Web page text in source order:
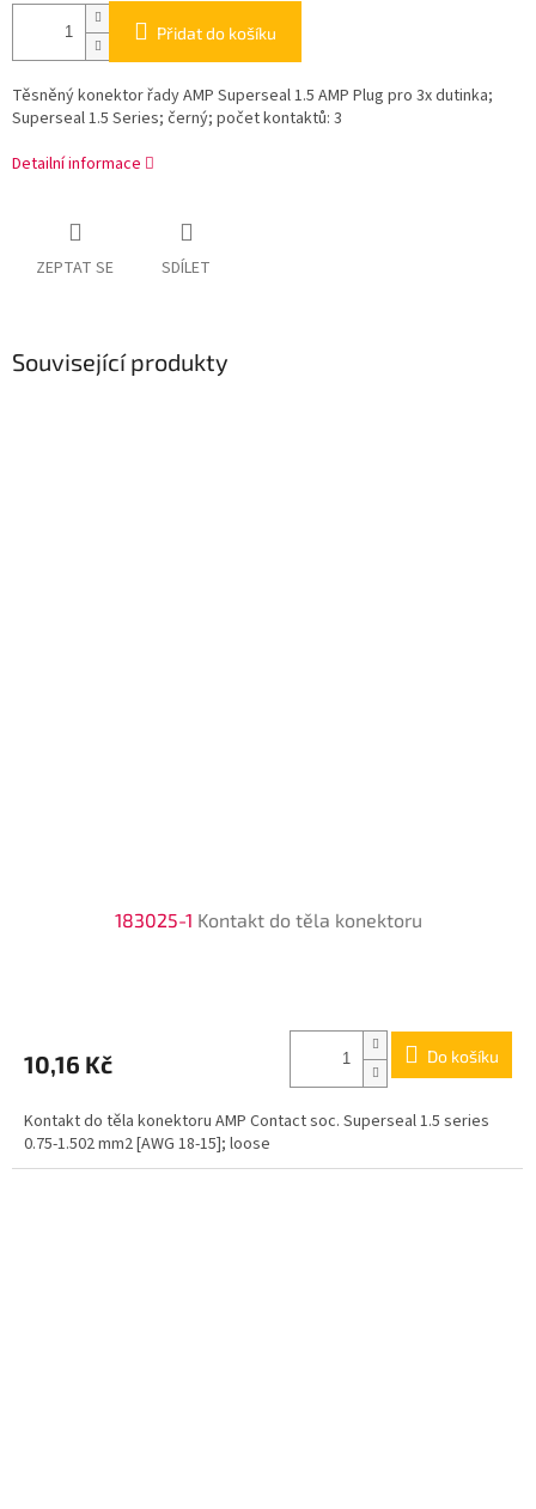
Přidat do košíku
Těsněný konektor řady AMP Superseal 1.5 AMP Plug pro 3x dutinka;
Superseal 1.5 Series; černý; počet kontaktů: 3
Detailní informace
ZEPTAT SE SDÍLET
Související produkty
183025-1 Kontakt do těla konektoru
10,16 Kč Do košíku
Kontakt do těla konektoru AMP Contact soc. Superseal 1.5 series
0.75-1.502 mm2 [AWG 18-15]; loose